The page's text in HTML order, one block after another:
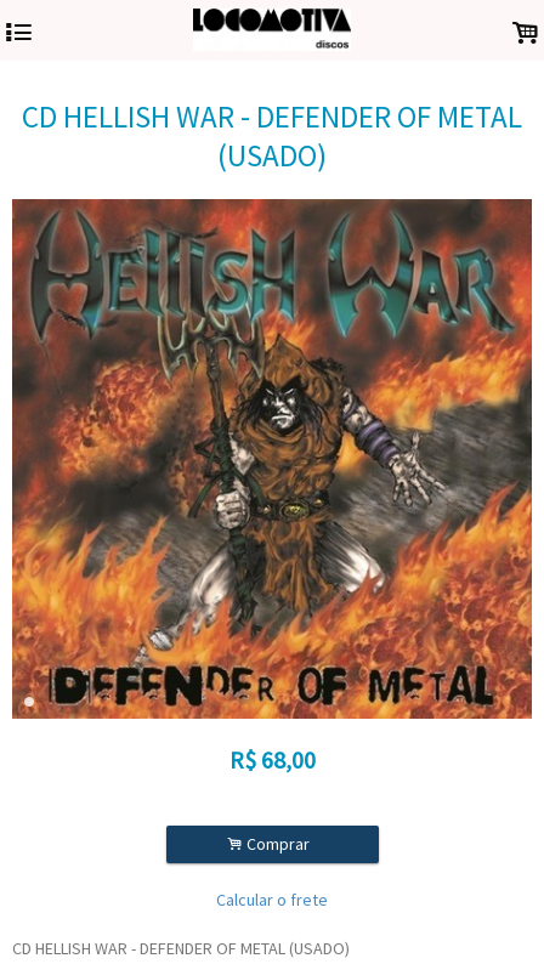
4 .
CD HELLISH WAR - DEFENDER OF METAL
(USADO)
R$ 68,00
. Comprar
Calcular o frete
CD HELLISH WAR - DEFENDER OF METAL (USADO)